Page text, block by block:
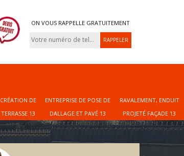
ON VOUS RAPPELLE GRATUITEMENT
CRÉATION DE
TERRASSE 13
ENTREPRISE DE POSE DE
DALLAGE ET PAVÉ 13
RAVALEMENT, ENDUIT
PROJETÉ FAÇADE 13